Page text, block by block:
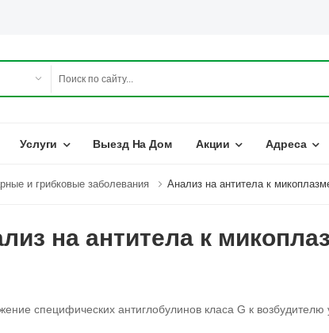
Услуги Выезд На Дом Акции Адреса
и грибковые заболевания Анализ на антитела к
на антитела к
специфических антиглобулинов класа G к возбудителю